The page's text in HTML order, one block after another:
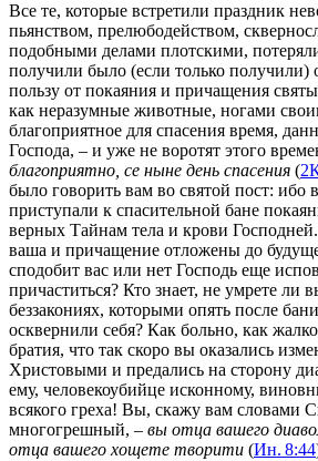
Все те, которые встретили праздник
пьянством, прелюбодейством,
подобными делами плотскими,
получили было (если только получили)
пользу от покаяния и причащения
как неразумные животные, ногами
благоприятное для спасения время,
Господа, – и уже не воротят этого
благоприятно, се ныне день спасения (
было говорить вам во святой пост: ибо
приступали к спасительной бане
верных Тайнам тела и крови
ваша и причащение отложены до
сподобит вас или нет Господь еще
причаститься? Кто знает, не умрете ли
беззакониях, которыми опять после
осквернили себя? Как больно, как
братия, что так скоро вы оказались
Христовыми и предались на сторону
ему, человекоубийце исконному,
всякого греха! Вы, скажу вам словами
многогрешный, – вы отца вашего
отца вашего хощете творити (Ин. 8:44